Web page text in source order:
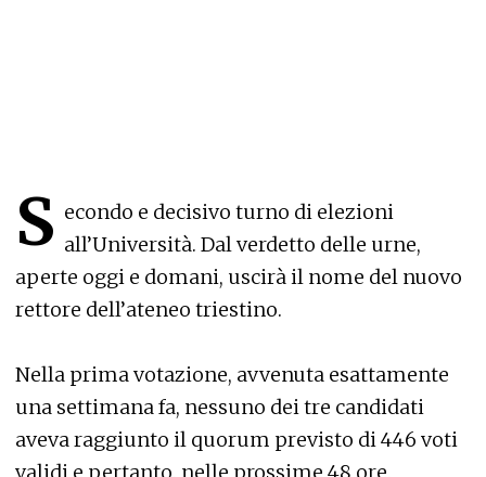
S econdo e decisivo turno di elezioni
all’Università. Dal verdetto delle urne,
aperte oggi e domani, uscirà il nome del nuovo
rettore dell’ateneo triestino.
Nella prima votazione, avvenuta esattamente
una settimana fa, nessuno dei tre candidati
aveva raggiunto il quorum previsto di 446 voti